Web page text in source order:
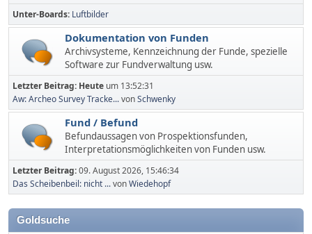
Unter-Boards Luftbilder
Dokumentation von Funden
Archivsysteme, Kennzeichnung der Funde, spezielle
Software zur Fundverwaltung usw.
Letzter Beitrag: Heute um 13:52:31
Aw: Archeo Survey Tracke...vonSchwenky
Fund / Befund
Befundaussagen von Prospektionsfunden,
Interpretationsmöglichkeiten von Funden usw.
Letzter Beitrag:09. August 2026, 15:46:34
Das Scheibenbeil: nicht ...vonWiedehopf
Goldsuche